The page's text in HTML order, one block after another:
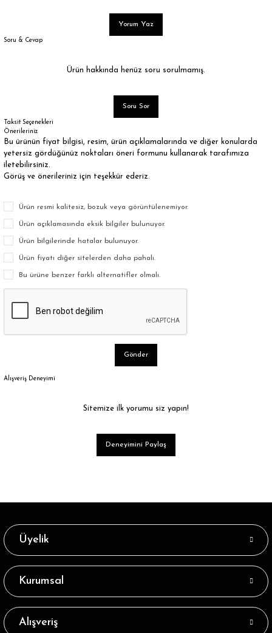
Yorum Yaz
Soru & Cevap
Ürün hakkında henüz soru sorulmamış.
Soru Sor
Taksit Seçenekleri
Önerileriniz
Bu ürünün fiyat bilgisi, resim, ürün açıklamalarında ve diğer konularda
yetersiz gördüğünüz noktaları öneri formunu kullanarak tarafımıza
iletebilirsiniz.
Görüş ve önerileriniz için teşekkür ederiz.
Ürün resmi kalitesiz, bozuk veya görüntülenemiyor.
Ürün açıklamasında eksik bilgiler bulunuyor.
Ürün bilgilerinde hatalar bulunuyor.
Ürün fiyatı diğer sitelerden daha pahalı.
Bu ürüne benzer farklı alternatifler olmalı.
Gönder
Alışveriş Deneyimi
Sitemize ilk yorumu siz yapın!
Deneyimini Paylaş
Üyelik
Kurumsal
Alışveriş